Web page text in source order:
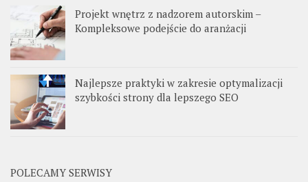
Projekt wnętrz z nadzorem autorskim –
Kompleksowe podejście do aranżacji
Najlepsze praktyki w zakresie optymalizacji
szybkości strony dla lepszego SEO
POLECAMY SERWISY